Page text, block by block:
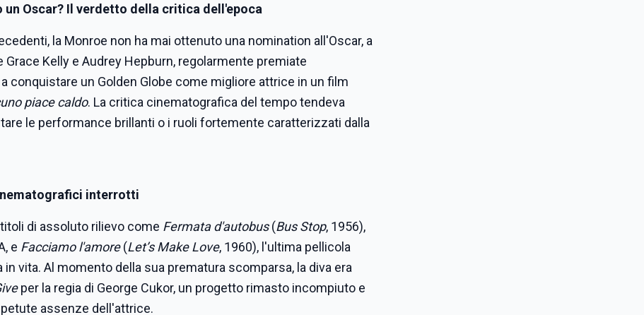
Oscar? Il verdetto della critica dell'epoca
la Monroe non ha mai ottenuto una nomination all'Oscar, a
Kelly e Audrey Hepburn, regolarmente premiate
conquistare un Golden Globe come migliore attrice in un film
piace caldo. La critica cinematografica del tempo tendeva
le performance brillanti o i ruoli fortemente caratterizzati dalla
interrotti
di assoluto rilievo come Fermata d'autobus(Bus Stop, 1956),
e Facciamo l'amore(Let’s Make Love, 1960), l'ultima pellicola
vita. Al momento della sua prematura scomparsa, la diva era
per la regia di George Cukor, un progetto rimasto incompiuto e
assenze dell'attrice.